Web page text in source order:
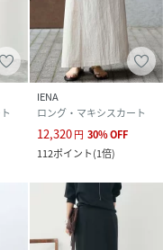
IENA
ロング・マキシスカート
12,320円 30%OFF
112ポイント(1倍)